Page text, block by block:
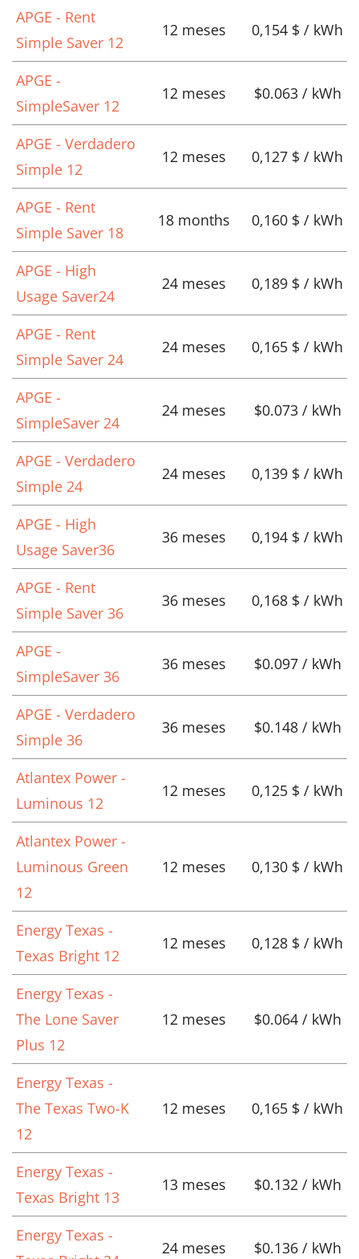
APGE - Rent
Simple Saver 12
12 meses 0,154 $ / kWh
APGE -
SimpleSaver 12
12 meses $0.063 / kWh
APGE - Verdadero
Simple 12
12 meses 0,127 $ / kWh
APGE - Rent
Simple Saver 18
18 months 0,160 $ / kWh
APGE - High
Usage Saver24
24 meses 0,189 $ / kWh
APGE - Rent
Simple Saver 24
24 meses 0,165 $ / kWh
APGE -
SimpleSaver 24
24 meses $0.073 / kWh
APGE - Verdadero
Simple 24
24 meses 0,139 $ / kWh
APGE - High
Usage Saver36
36 meses 0,194 $ / kWh
APGE - Rent
Simple Saver 36
36 meses 0,168 $ / kWh
APGE -
SimpleSaver 36
36 meses $0.097 / kWh
APGE - Verdadero
Simple 36
36 meses $0.148 / kWh
Atlantex Power -
Luminous 12
12 meses 0,125 $ / kWh
Atlantex Power -
Luminous Green
12
12 meses 0,130 $ / kWh
Energy Texas -
Texas Bright 12
12 meses 0,128 $ / kWh
Energy Texas -
The Lone Saver
Plus 12
12 meses $0.064 / kWh
Energy Texas -
The Texas Two-K
12
12 meses 0,165 $ / kWh
Energy Texas -
Texas Bright 13
13 meses $0.132 / kWh
Energy Texas -
24 meses $0.136 / kWh